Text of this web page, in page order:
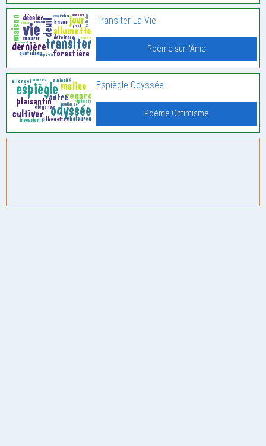
Transiter La Vie
Poème sur l'Âme
Espiègle Odyssée
Poème Optimisme